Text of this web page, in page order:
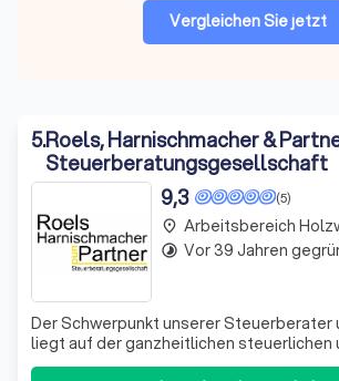
Vergleichen Sie jetzt
5.Roels, Harnischmacher &
Steuerberatungsgesellschaft
(5)
9,3
Der Schwerpunkt unserer Steuerberater
liegt auf der ganzheitlichen steuerlichen
betriebswirtschaftlichen Beratung von
place Arbeitsbereich
timelapse Vor 39 Jahren